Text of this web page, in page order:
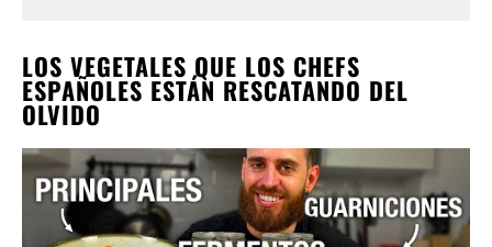
LOS VEGETALES QUE LOS CHEFS
ESPAÑOLES ESTÁN RESCATANDO DEL
OLVIDO